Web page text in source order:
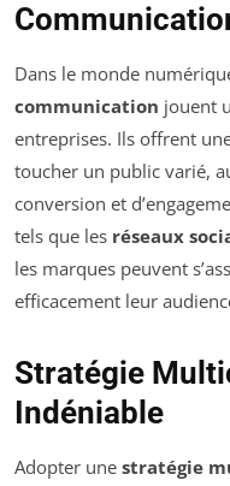
Dans le monde
communication jouent
entreprises. Ils offrent
toucher un public varié,
conversion et
tels que les réseaux
les marques peuvent
efficacement leur
Stratégie
Indéniable
Adopter une stratégie